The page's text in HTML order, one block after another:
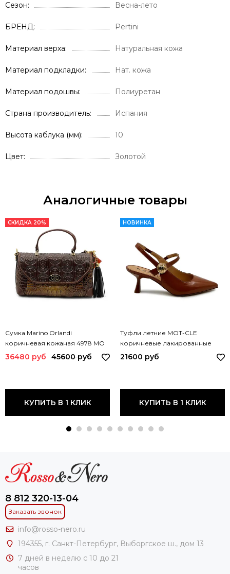
Сезон Весна-лето
БРЕНД Pertini
Материал верха Натуральная кожа
Материал подкладки Нат. кожа
Материал подошвы Полиуретан
Страна производитель Испания
Высота каблука (мм) 10
Цвет Золотой
Аналогичные товары
СКИДКА 20%
Сумка Marino Orlandi
коричневая кожаная 4978 MO
MORO
36480 руб 45600 руб
КУПИТЬ В 1 КЛИК
НОВИНКА
Туфли летние MOT-CLE
коричневые лакированные
MOT3242 MOT MIRISTICA
21600 руб
КУПИТЬ В 1 КЛИК
8 812 320-13-04
Заказать звонок
info@rosso-nero.ru
194355, г. Санкт-Петербург, Выборгское ш., дом 13
7 дней в неделю с 10 до 21
часов